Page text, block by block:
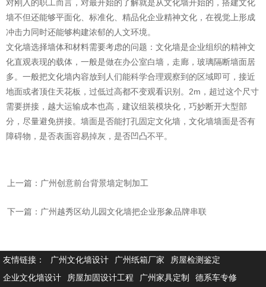
对刚入的职工而言，对最开始的了解就是从文化墙开始的，搭建文化
墙不但还能够平面化、标准化、精品化企业精神文化，在视觉上形成
冲击力同时还能够构建浓郁的人文环境。
文化墙选择墙体和材料需要考虑的问题：文化墙是企业组织的精神文
化直观表现的载体，一般是做在办公室白墙，走廊，玻璃隔断墙面居
多。一般把文化墙内容放到人们能科学合理观察到的区域即可，接近
地面或者顶住天花板，过低过高都不变观看识别。2m，超过这个尺寸
需要拼接，越大运输成本也高，建议组装模块化，巧妙断开大型部
分，尽量避免拼接。墙面是否能打孔固定文化墙，文化墙墙面是否有
障碍物，是否表面容易掉灰，是否凹凸不平。
上一篇：广州创意前台背景墙定制加工
下一篇：广州越秀区幼儿园文化墙把企业形象品牌串联
友情链接： 广州文化墙设计 广州纸箱厂家
房屋检测鉴定
企业文化墙设计
房屋加固设计工程 广州家具定制 德系车专修